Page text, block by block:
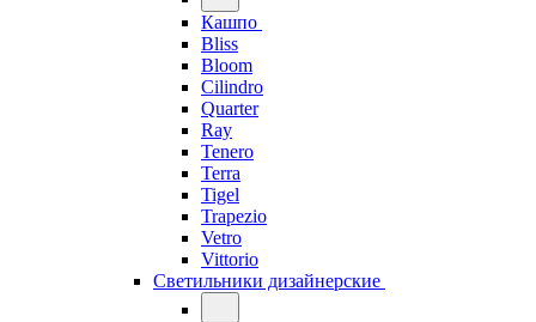
Кашпо
Bliss
Bloom
Cilindro
Quarter
Ray
Tenero
Terra
Tigel
Trapezio
Vetro
Vittorio
Светильники дизайнерские